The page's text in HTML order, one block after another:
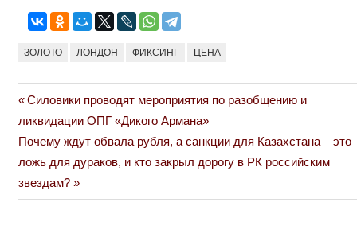
ЗОЛОТО ЛОНДОН ФИКСИНГ ЦЕНА
Навигация
по
записям
Previous
Post:
Силовики проводят мероприятия по разобщению и
ликвидации ОПГ «Дикого Армана»
Next
Post:
Почему ждут обвала рубля, а санкции для Казахстана – это
ложь для дураков, и кто закрыл дорогу в РК российским
звездам?